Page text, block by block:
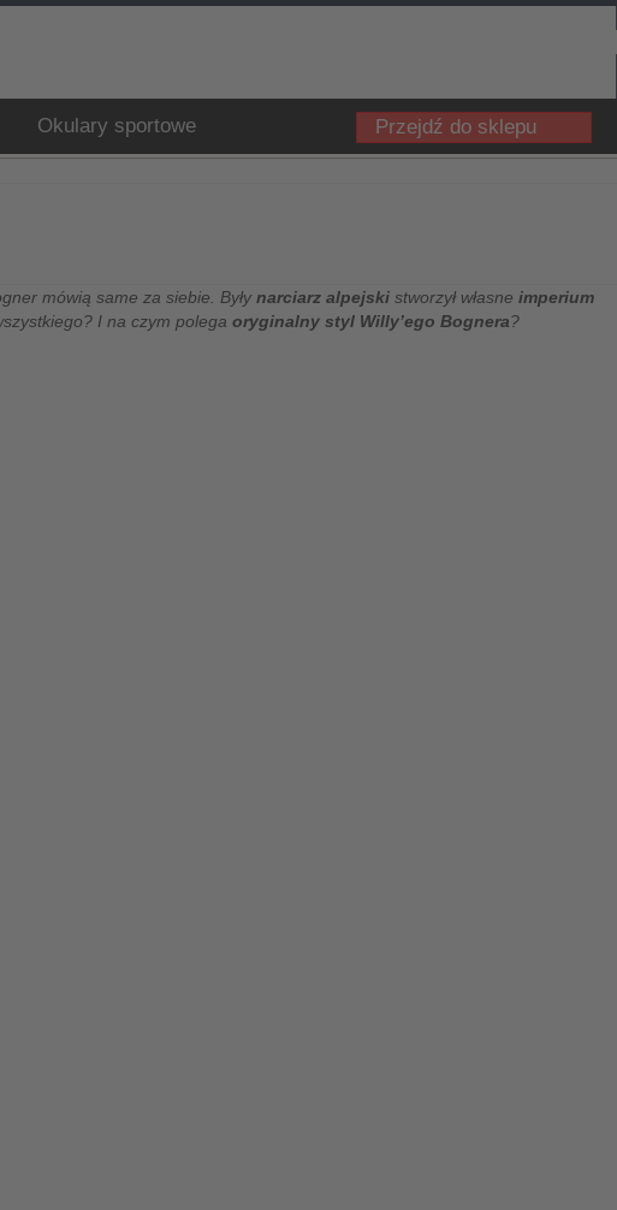
Okulary sportowe Przejdź do sklepu
mówią same za siebie. Byłynarciarz alpejski stworzył własne imperium
I na czym polega oryginalny styl Willy’ego Bognera?